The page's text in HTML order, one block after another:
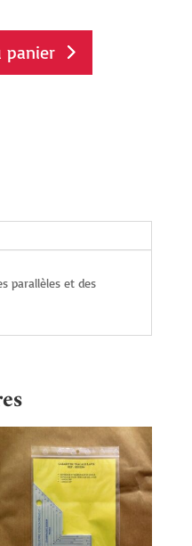
panier
parallèles et des